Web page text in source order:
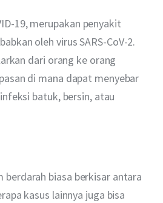
19, merupakan penyakit
oleh virus SARS-CoV-2.
dari orang ke orang
di mana dapat menyebar
batuk, bersin, atau
berdarah biasa berkisar antara
kasus lainnya juga bisa